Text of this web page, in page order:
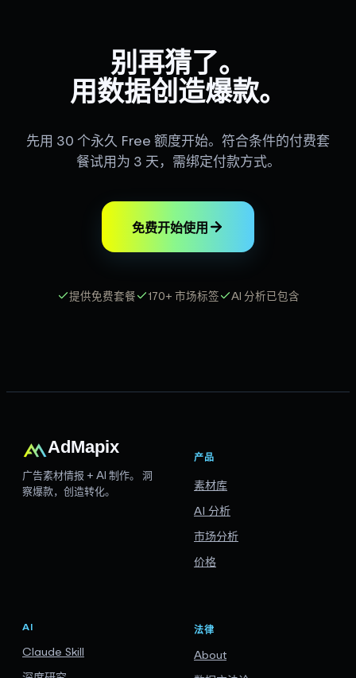
别再猜了。
用数据创造爆款。
先用 30 个永久 Free 额度开始。符合条件的付费套
餐试用为 3 天，需绑定付款方式。
免费开始使用
提供免费套餐 170+ 市场标签 AI 分析已包含
AdMapix
广告素材情报 + AI 制作。
洞
察爆款，创造转化。
产品
素材库
AI 分析
市场分析
价格
AI
Claude Skill
法律
About